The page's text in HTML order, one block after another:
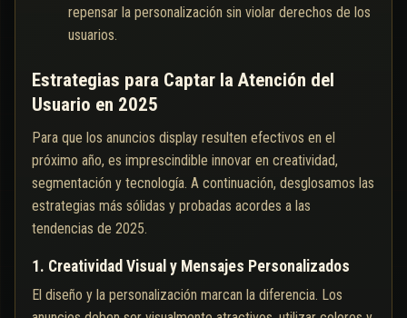
repensar la personalización sin violar derechos de los
usuarios.
Estrategias para Captar la Atención del
Usuario en 2025
Para que los anuncios display resulten efectivos en el
próximo año, es imprescindible innovar en creatividad,
segmentación y tecnología. A continuación, desglosamos las
estrategias más sólidas y probadas acordes a las
tendencias de 2025.
1. Creatividad Visual y Mensajes Personalizados
El diseño y la personalización marcan la diferencia. Los